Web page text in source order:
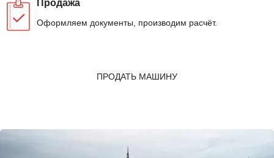
Продажа
Оформляем документы, производим расчёт.
ПРОДАТЬ МАШИНУ